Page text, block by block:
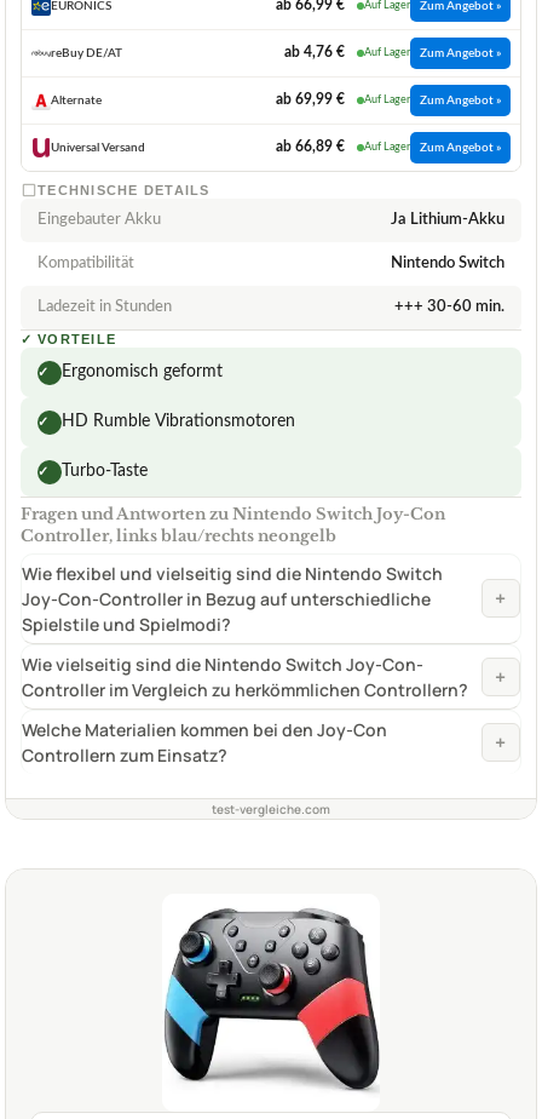
EURONICS ab 66,99 € Auf Lager Zum Angebot »
reBuy DE/AT ab 4,76 € Auf Lager Zum Angebot »
Alternate ab 69,99 € Auf Lager Zum Angebot »
Universal Versand ab 66,89 € Auf Lager Zum Angebot »
TECHNISCHE DETAILS
Eingebauter Akku Ja Lithium-Akku
Kompatibilität Nintendo Switch
Ladezeit in Stunden +++ 30-60 min.
✓ VORTEILE
✓ Ergonomisch geformt
✓ HD Rumble Vibrationsmotoren
✓ Turbo-Taste
Fragen und Antworten zu Nintendo Switch Joy-Con
Controller, links blau/rechts neongelb
Wie flexibel und vielseitig sind die Nintendo Switch
Joy-Con-Controller in Bezug auf unterschiedliche
Spielstile und Spielmodi?
+
Wie vielseitig sind die Nintendo Switch Joy-Con-
Controller im Vergleich zu herkömmlichen Controllern?
+
Welche Materialien kommen bei den Joy-Con
Controllern zum Einsatz?
+
test-vergleiche.com